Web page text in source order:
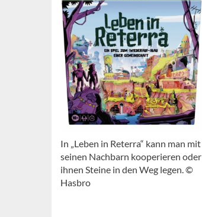
In „Leben in Reterra“ kann man mit
seinen Nachbarn kooperieren oder
ihnen Steine in den Weg legen. ©
Hasbro